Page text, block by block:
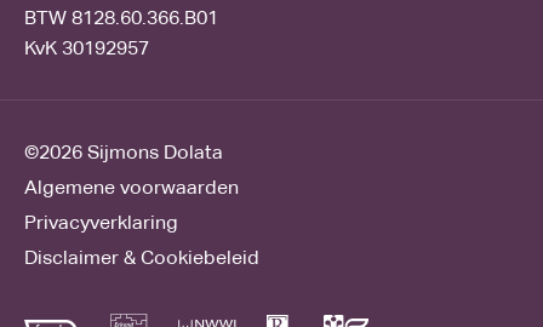
BTW 8128.60.366.B01
KvK 30192957
©2026 Sijmons Dolata
Algemene voorwaarden
Privacyverklaring
Disclaimer & Cookiebeleid